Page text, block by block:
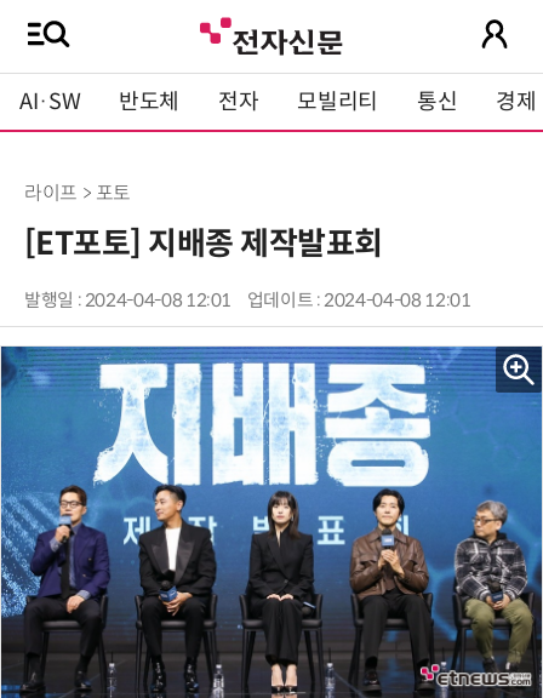
AI·SW 반도체 전자 모빌리티 통신 경제
라이프 > 포토
[ET포토] 지배종 제작발표회
발행일 : 2024-04-08 12:01 업데이트 : 2024-04-08 12:01